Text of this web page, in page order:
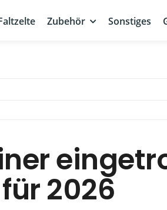
Zubehör Sonstiges
2026